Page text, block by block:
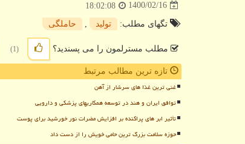
1400/02/16
18:02:08
تگهای مطلب: تولید حاملگی
مطلب مسترلمون را می پسندید؟ (1)
تازه ترین مطالب مرتبط
غنی ترین غذا های سرشار از آهن
توافق ایران و هند در توسعه همکاریهای پزشکی و دارویی
تأثیر ابر های پراکنده بر افزایش مضرات نور خورشید برای پوست
حوزه سلامت بزرگ ترین حامی خویش را از دست داد